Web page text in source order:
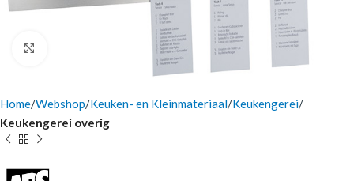
Home Webshop Keuken- en Kleinmateriaal Keukengerei
Keukengerei overig